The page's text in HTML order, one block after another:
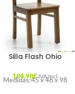
Silla Flash Ohio
184,98€ IVA Incl.
Medidas:45 x 46 x 98